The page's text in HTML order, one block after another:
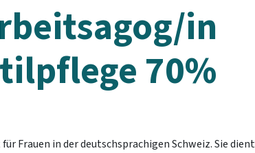
in
70%
Frauen in der deutschsprachigen Schweiz. Sie dient